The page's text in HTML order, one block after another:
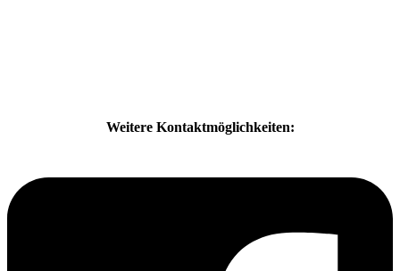
Weitere Kontaktmöglichkeiten: